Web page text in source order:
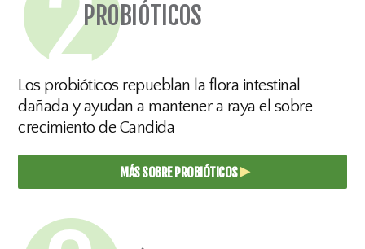
PROBIÓTICOS
Los probióticos repueblan la flora intestinal
dañada y ayudan a mantener a raya el sobre
crecimiento de Candida
MÁS SOBRE PROBIÓTICOS▸